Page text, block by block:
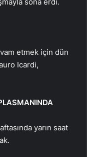
etmek için dün
Icardi,
yarın saat